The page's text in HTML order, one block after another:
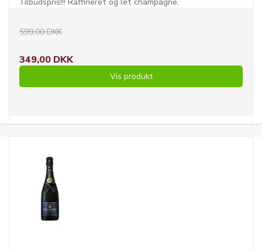
599,00 DKK
349,00 DKK
Vis produkt